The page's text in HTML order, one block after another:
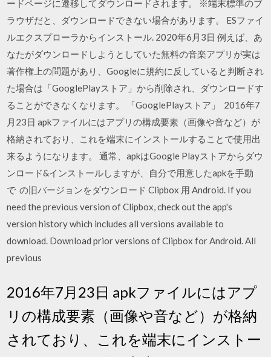
ードページに遷移してダウンロードされます。 ※端末標準のブ
ラウザだと、ダウンロードできない場合があります。 ESファイ
ルエクスプローラからインストール. 2020年6月3日 例えば、あ
なたがダウンロードしようとしていた無料の音楽アプリが実は
著作権上の問題があり、Googleに規約に反していると判断され
た場合は「GooglePlayストア」から削除され、ダウンロードす
ることができなくなります。 「GooglePlayストア」 2016年7
月23日 apkファイルにはアプリの構成要素（画像や音など）が
格納されており、これを端末にインストールすることで使用出
来るようになります。 通常、apkはGoogle Playストアからダウ
ンロード&インストールしますが、自分で用意したapkを手動
で の旧バージョンをダウンロード Clipbox 用 Android. If you
need the previous version of Clipbox, check out the app's
version history which includes all versions available to
download. Download prior versions of Clipbox for Android. All
previous
2016年7月23日 apkファイルにはアプ
リの構成要素（画像や音など）が格納
されており、これを端末にインストー